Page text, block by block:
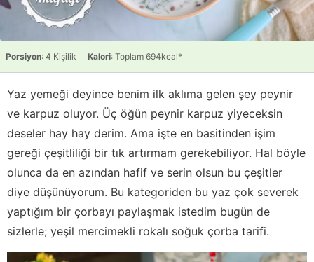
Porsiyon: 4 Kişilik Kalori: Toplam 694kcal*
Yaz yemeği deyince benim ilk aklıma gelen şey peynir
ve karpuz oluyor. Üç öğün peynir karpuz yiyeceksin
deseler hay hay derim. Ama işte en basitinden işim
gereği çeşitliliği bir tık artırmam gerekebiliyor. Hal böyle
olunca da en azından hafif ve serin olsun bu çeşitler
diye düşünüyorum. Bu kategoriden bu yaz çok severek
yaptığım bir çorbayı paylaşmak istedim bugün de
sizlerle; yeşil mercimekli rokalı soğuk çorba tarifi.